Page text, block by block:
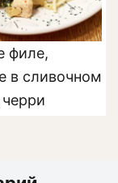
филе,
в сливочном